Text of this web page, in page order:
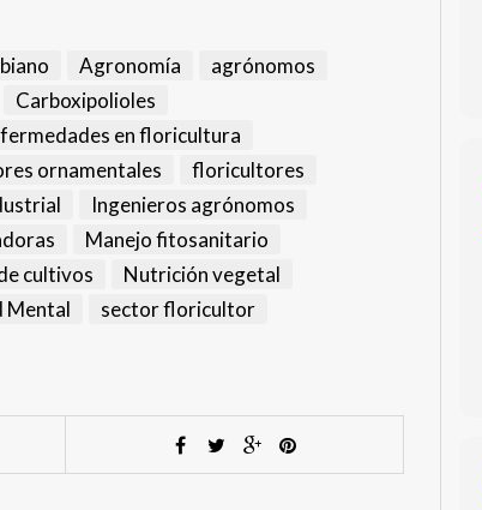
Agronomía
agrónomos
Carboxipolioles
en floricultura
ornamentales
floricultores
Ingenieros agrónomos
Manejo fitosanitario
cultivos
Nutrición vegetal
Mental
sector floricultor